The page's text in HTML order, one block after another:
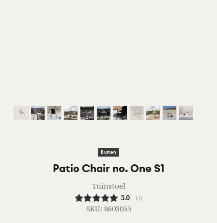
Buiten
Patio Chair no. One S1
Tuinstoel
Gemiddelde beoordeling:
5.0 (aantal stemmen:
1)
SKU: 8603055